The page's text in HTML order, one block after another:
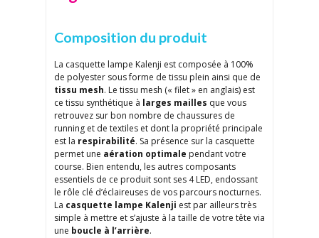
Composition du produit
La casquette lampe Kalenji est composée à 100%
de polyester sous forme de tissu plein ainsi que de
tissu mesh. Le tissu mesh (« filet » en anglais) est
ce tissu synthétique à larges mailles que vous
retrouvez sur bon nombre de chaussures de
running et de textiles et dont la propriété principale
est la respirabilité. Sa présence sur la casquette
permet une aération optimale pendant votre
course. Bien entendu, les autres composants
essentiels de ce produit sont ses 4 LED, endossant
le rôle clé d’éclaireuses de vos parcours nocturnes.
La casquette lampe Kalenji est par ailleurs très
simple à mettre et s’ajuste à la taille de votre tête via
une boucle à l’arrière.